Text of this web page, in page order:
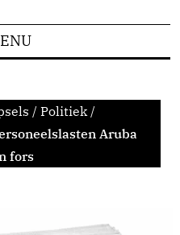
/ Politiek /
Aruba
fors